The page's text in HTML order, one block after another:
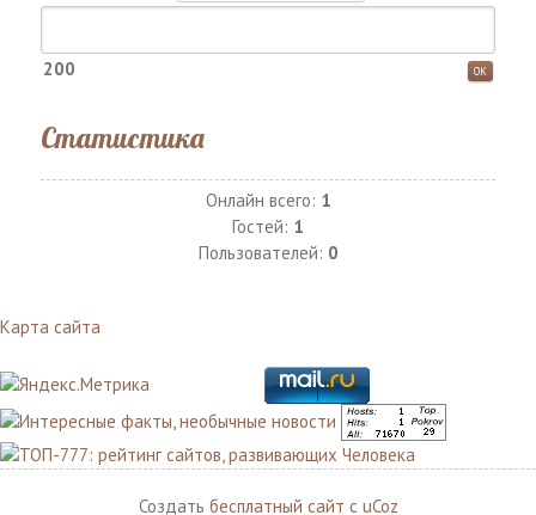
200
Статистика
Онлайн всего: 1
Гостей: 1
Пользователей: 0
Карта сайта
Создать бесплатный сайт с uCoz